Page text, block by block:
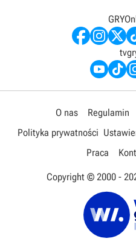
O nas Regulamin
Polityka prywatności
Praca
Copyright © 2000 -